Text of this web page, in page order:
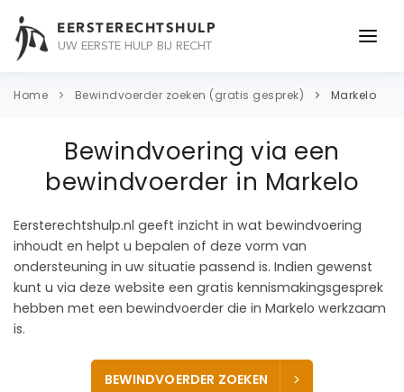
EERSTERECHTSHULP
UW EERSTE HULP BIJ RECHT
ONDERWERPEN
ADVOCAAT
CONTACT
Home Bewindvoerder zoeken (gratis gesprek) Markelo
Bewindvoering via een
bewindvoerder in Markelo
Eersterechtshulp.nl geeft inzicht in wat bewindvoering
inhoudt en helpt u bepalen of deze vorm van
ondersteuning in uw situatie passend is. Indien gewenst
kunt u via deze website een gratis kennismakingsgesprek
hebben met een bewindvoerder die in Markelo werkzaam
is.
BEWINDVOERDER ZOEKEN